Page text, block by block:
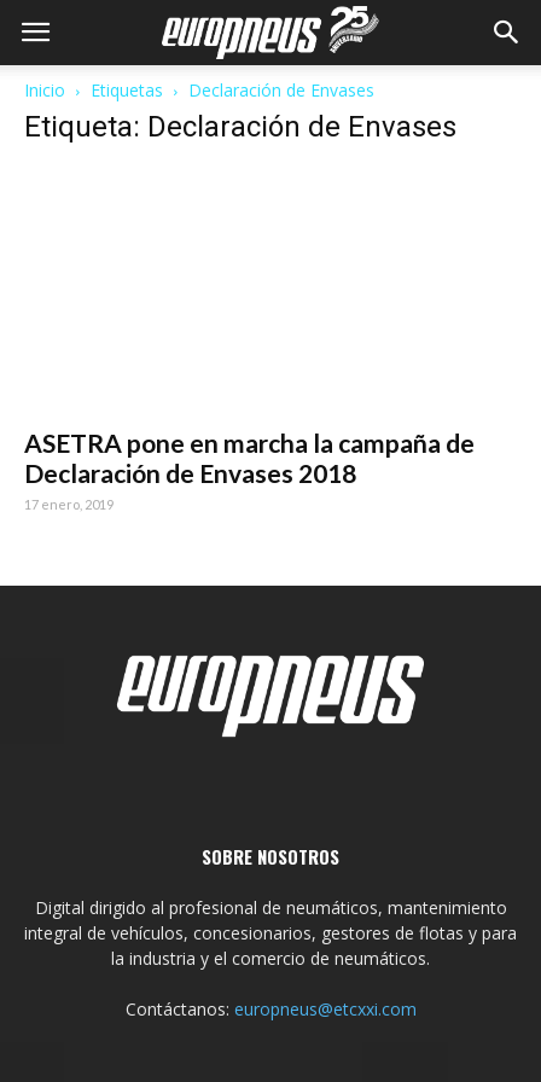
Inicio Etiquetas Declaración de Envases
Etiqueta: Declaración de Envases
ASETRA pone en marcha la campaña de
Declaración de Envases 2018
17 enero, 2019
SOBRE NOSOTROS
Digital dirigido al profesional de neumáticos, mantenimiento
integral de vehículos, concesionarios, gestores de flotas y para
la industria y el comercio de neumáticos.
Contáctanos: europneus@etcxxi.com